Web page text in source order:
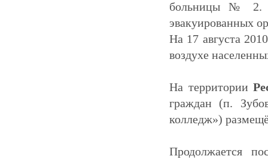
больницы № 2.
эвакуированных
На 17 августа
воздухе
На территории
граждан (п.
колледж»)
Продолжается